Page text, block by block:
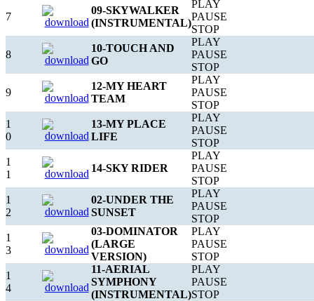
7
09-SKYWALKER
(INSTRUMENTAL)
PLAY
PAUSE
STOP
8
10-TOUCH AND
GO
PLAY
PAUSE
STOP
9
12-MY HEART
TEAM
PLAY
PAUSE
STOP
1
0
13-MY PLACE
LIFE
PLAY
PAUSE
STOP
1
1
14-SKY RIDER
PLAY
PAUSE
STOP
1
2
02-UNDER THE
SUNSET
PLAY
PAUSE
STOP
1
3
03-DOMINATOR
(LARGE
VERSION)
PLAY
PAUSE
STOP
1
4
11-AERIAL
SYMPHONY
(INSTRUMENTAL)
PLAY
PAUSE
STOP
e